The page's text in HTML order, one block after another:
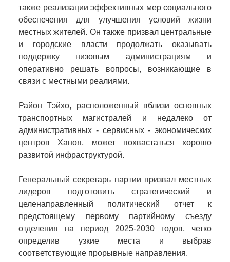
также реализации эффективных мер социального
обеспечения для улучшения условий жизни
местных жителей. Он также призвал центральные
и городские власти продолжать оказывать
поддержку низовым администрациям и
оперативно решать вопросы, возникающие в
связи с местными реалиями.
Район Тэйхо, расположенный вблизи основных
транспортных магистралей и недалеко от
административных - сервисных - экономических
центров Ханоя, может похвастаться хорошо
развитой инфраструктурой.
Генеральный секретарь партии призвал местных
лидеров подготовить стратегический и
целенаправленный политический отчет к
предстоящему первому партийному съезду
отделения на период 2025-2030 годов, четко
определив узкие места и выбрав
соответствующие прорывные направления.